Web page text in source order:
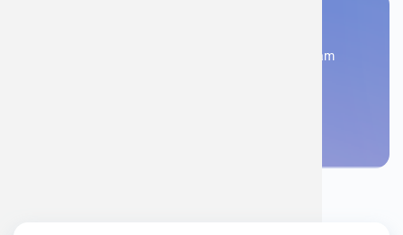
Đăng kí ngay để được các chuyên gia tư vấn và khám